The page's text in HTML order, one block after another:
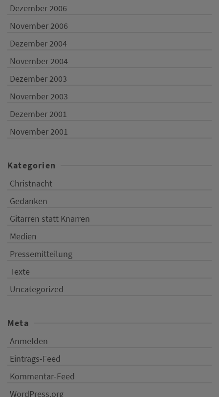
Dezember 2006
November 2006
Dezember 2004
November 2004
Dezember 2003
November 2003
Dezember 2001
November 2001
Kategorien
Christnacht
Gedanken
Gitarren statt Knarren
Medien
Pressemitteilung
Texte
Uncategorized
Meta
Anmelden
Eintrags-Feed
Kommentar-Feed
WordPress.org